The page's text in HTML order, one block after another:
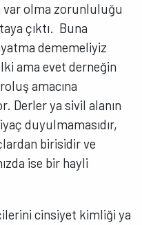
var olma zorunluluğu
çıktı. Buna
dememeliyiz
ama evet derneğin
amacına
Derler ya sivil alanın
duyulmamasıdır,
birisidir ve
ise bir hayli
cinsiyet kimliği ya